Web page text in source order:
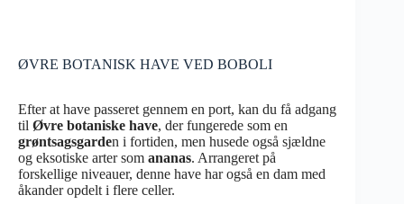
ØVRE BOTANISK HAVE VED BOBOLI
Efter at have passeret gennem en port, kan du få adgang
til Øvre botaniske have, der fungerede som en
grøntsagsgarden i fortiden, men husede også sjældne
og eksotiske arter som ananas. Arrangeret på
forskellige niveauer, denne have har også en dam med
åkander opdelt i flere celler.